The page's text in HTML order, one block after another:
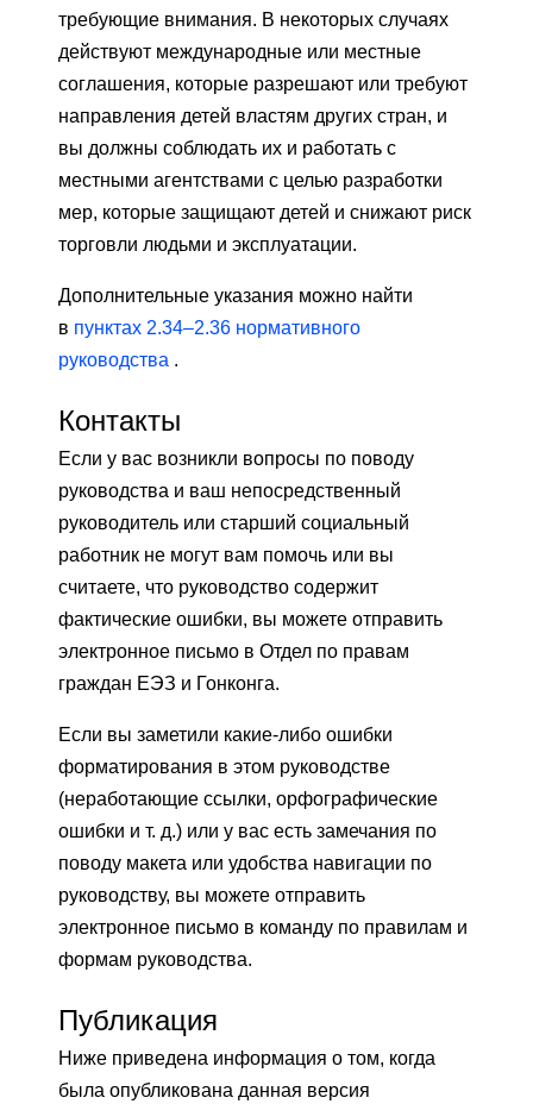
требующие внимания. В некоторых случаях
действуют международные или местные
соглашения, которые разрешают или требуют
направления детей властям других стран, и
вы должны соблюдать их и работать с
местными агентствами с целью разработки
мер, которые защищают детей и снижают риск
торговли людьми и эксплуатации.
Дополнительные указания можно найти
в пунктах 2.34–2.36 нормативного
руководства .
Контакты
Если у вас возникли вопросы по поводу
руководства и ваш непосредственный
руководитель или старший социальный
работник не могут вам помочь или вы
считаете, что руководство содержит
фактические ошибки, вы можете отправить
электронное письмо в Отдел по правам
граждан ЕЭЗ и Гонконга.
Если вы заметили какие-либо ошибки
форматирования в этом руководстве
(неработающие ссылки, орфографические
ошибки и т. д.) или у вас есть замечания по
поводу макета или удобства навигации по
руководству, вы можете отправить
электронное письмо в команду по правилам и
формам руководства.
Публикация
Ниже приведена информация о том, когда
была опубликована данная версия